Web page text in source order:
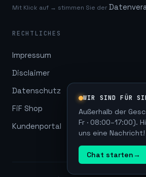
Mit Klick auf → stimmen Sie der
RECHTLICHES
Impressum
Disclaimer
Datenschutz
FiF Shop
Kundenportal
WIR SIND FÜR
Außerhalb der
Fr · 08:00–17:00).
uns eine Nachricht!
Chat starten→